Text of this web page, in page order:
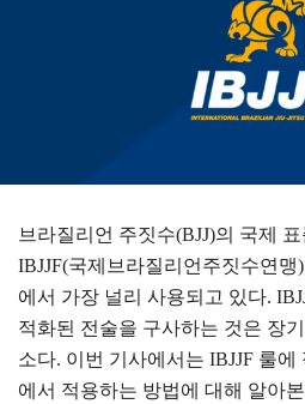
브라질리언 주짓수(BJJ)의 국제
IBJJF(국제브라질리언주짓수연맹
에서 가장 널리 사용되고 있다.
적화된 전술을 구사하는 것은 장
소다. 이번 기사에서는 IBJJF 룰
에서 적용하는 방법에 대해 알아